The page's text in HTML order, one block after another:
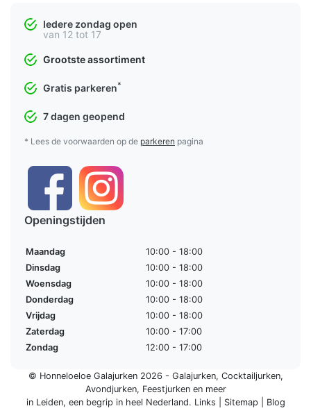
Iedere zondag open
van 12 tot 17
Grootste assortiment
Gratis parkeren*
7 dagen geopend
* Lees de voorwaarden op de parkeren pagina
Openingstijden
Maandag
10:00 - 18:00
Dinsdag
10:00 - 18:00
Woensdag
10:00 - 18:00
Donderdag
10:00 - 18:00
Vrijdag
10:00 - 18:00
Zaterdag
10:00 - 17:00
Zondag
12:00 - 17:00
© Honneloeloe Galajurken 2026 - Galajurken, Cocktailjurken,
Avondjurken, Feestjurkenen meer
in Leiden, een begrip in heel Nederland. Links Sitemap Blog